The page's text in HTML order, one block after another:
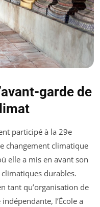
garde de
participé à la 29e
changement climatique
elle a mis en avant son
durables.
tant qu’organisation de
l’École a